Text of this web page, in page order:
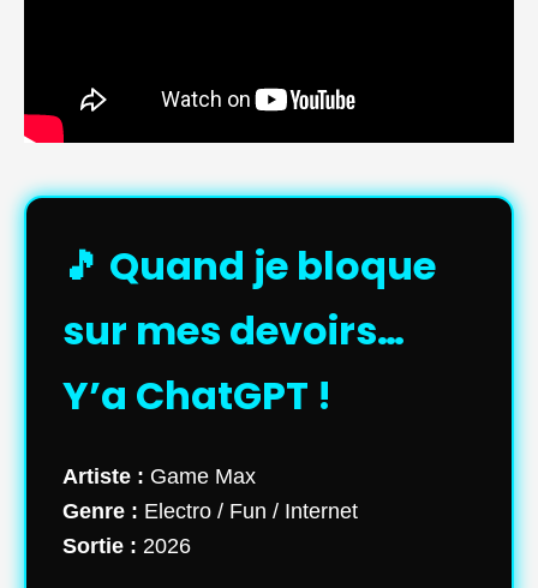
🎵 Quand je bloque
sur mes devoirs…
Y’a ChatGPT !
Artiste : Game Max
Genre : Electro / Fun / Internet
Sortie : 2026